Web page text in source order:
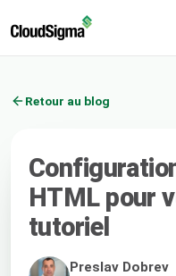
Retour au blog
HTML pour
tutoriel
Preslav Dobrev